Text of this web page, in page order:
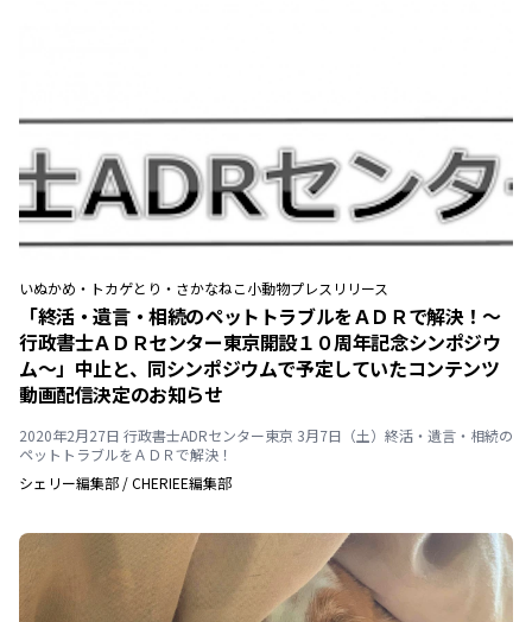
いぬかめ・トカゲとり・さかなねこ小動物プレスリリース
「終活・遺言・相続のペットトラブルをＡＤＲで解決！～
行政書士ＡＤＲセンター東京開設１０周年記念シンポジウ
ム～」中止と、同シンポジウムで予定していたコンテンツ
動画配信決定のお知らせ
2020年2月27日 行政書士ADRセンター東京 3月7日（土）終活・遺言・相続の
ペットトラブルをＡＤＲで解決！
シェリー編集部 /CHERIEE編集部